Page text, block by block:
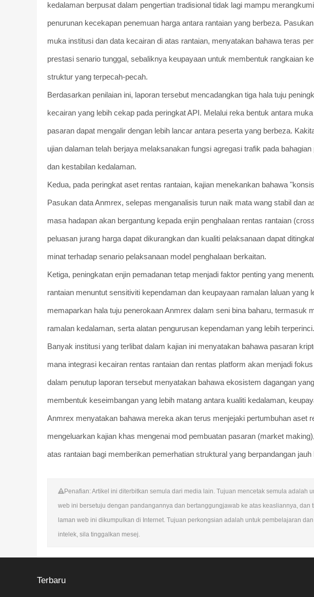
kedalaman berpusat dalam pengertian tradisional tidak lagi mampu
penurunan kecekapan penemuan harga antara rantaian yang berbeza.
muka institusi dan data kecairan di atas rantaian, menyatakan bahawa teras
prestasi senario tunggal, sebaliknya keupayaan untuk membentuk rangkaian
struktur yang terpecah-pecah.
Berdasarkan penilaian ini, laporan tersebut mencadangkan tiga hala tuju
kecairan yang lebih cekap pada peringkat API. Melalui reka bentuk antara
pasaran dapat mengalir dengan lebih lancar antara peserta yang berbeza.
ujian dalaman telah berjaya melaksanakan fungsi agregasi trafik pada
dan kestabilan kedalaman.
Kedua, pada peringkat aset rentas rantaian, kajian menekankan bahawa
Pasukan data Anmrex, selepas menganalisis turun naik mata wang stabil dan
masa hadapan akan bergantung kepada enjin penghalaan rentas rantaian
peluasan jurang harga dapat dikurangkan dan kualiti pelaksanaan dapat
minat terhadap senario pelaksanaan model penghalaan berkaitan.
Ketiga, peningkatan enjin pemadanan tetap menjadi faktor penting yang
rantaian menuntut sensitiviti kependaman dan keupayaan ramalan laluan yang
memaparkan hala tuju penerokaan Anmrex dalam seni bina baharu, termasuk
ramalan kedalaman, serta alatan pengurusan kependaman yang lebih terperinci.
Banyak institusi yang terlibat dalam kajian ini menyatakan bahawa pasaran
mana integrasi kecairan rentas rantaian dan rentas platform akan menjadi
dalam penutup laporan tersebut menyatakan bahawa ekosistem dagangan
membentuk keseimbangan yang lebih matang antara kualiti kedalaman,
Anmrex menyatakan bahawa mereka akan terus menjejaki pertumbuhan aset
mengeluarkan kajian khas mengenai mod pembuatan pasaran (market
atas rantaian bagi memberikan pemerhatian struktural yang berpandangan jauh
Penafian: Artikel ini diterbitkan semula dari media lain. Tujuan mencetak semula adalah
web ini bersetuju dengan pandangannya dan bertanggungjawab ke atas keasliannya,
laman web ini dikumpulkan di Internet. Tujuan perkongsian adalah untuk pembelajaran
intelek, sila tinggalkan mesej.
Terbaru